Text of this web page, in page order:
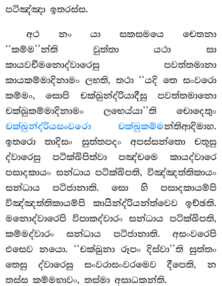
පටිඤ්ඤා ඉතරස්ස.
අථ නං යා සකසමයෙ චෙතනා
‘‘කම්ම’’න්ති වුත්තා යථා සා
කායවචීමනොද්වාරෙසු පවත්තමානා
කායකම්මාදිනාමං ලභති, තථා ‘‘යදි තෙ සංවරො
කම්මං, සොපි චක්ඛුන්ද්රියාදීසු පවත්තමානො
චක්ඛුකම්මාදිනාමං ලභෙය්යා’’ති චොදෙතුං
චක්ඛුන්ද්රියසංවරො චක්ඛුකම්මන්තිආදිමාහ.
ඉතරො තාදිසං සුත්තපදං අපස්සන්තො චතූසු
ද්වාරෙසු පටික්ඛිපිත්වා පඤ්චමෙ කායද්වාරෙ
පසාදකායං සන්ධාය පටික්ඛිපති, විඤ්ඤත්තිකායං
සන්ධාය පටිජානාති. සො හි පසාදකායම්පි
විඤ්ඤත්තිකායම්පි කායින්ද්රියන්ත්වෙව ඉච්ඡති.
මනොද්වාරෙපි විපාකද්වාරං සන්ධාය පටික්ඛිපති,
කම්මද්වාරං සන්ධාය පටිජානාති. අසංවරෙපි
එසෙව නයො. ‘‘චක්ඛුනා රූපං දිස්වා’’ති සුත්තං
තෙසු ද්වාරෙසු සංවරාසංවරමෙව දීපෙති, න
තස්ස කම්මභාවං, තස්මා අසාධකන්ති.